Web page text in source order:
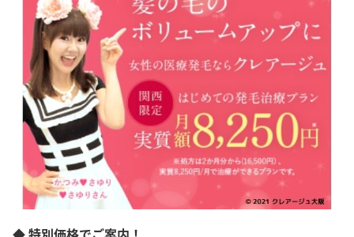
八王子市
千代田区
品川区
中野区